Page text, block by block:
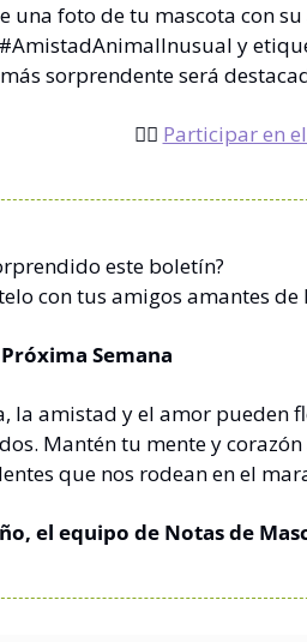
una foto de tu mascota con
y
sorprendente será
👉🏽 Participar en
este boletín?
con tus amigos amantes de
Semana
la amistad y el amor pueden
Mantén tu mente y
que nos rodean en el
el equipo de Notas de